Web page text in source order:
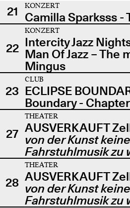
21
KONZERT
Camilla Sparksss -
22
KONZERT
Intercity Jazz
Man Of Jazz – The
Mingus
23
CLUB
ECLIPSE
Boundary -
27
THEATER
AUSVERKAUFT
von der Kunst keine
Fahrstuhlmusik zu
28
THEATER
AUSVERKAUFT
von der Kunst keine
Fahrstuhlmusik zu